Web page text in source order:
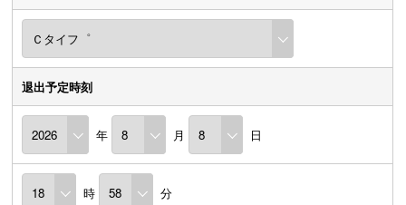
退出予定時刻
年 月 日
時 分